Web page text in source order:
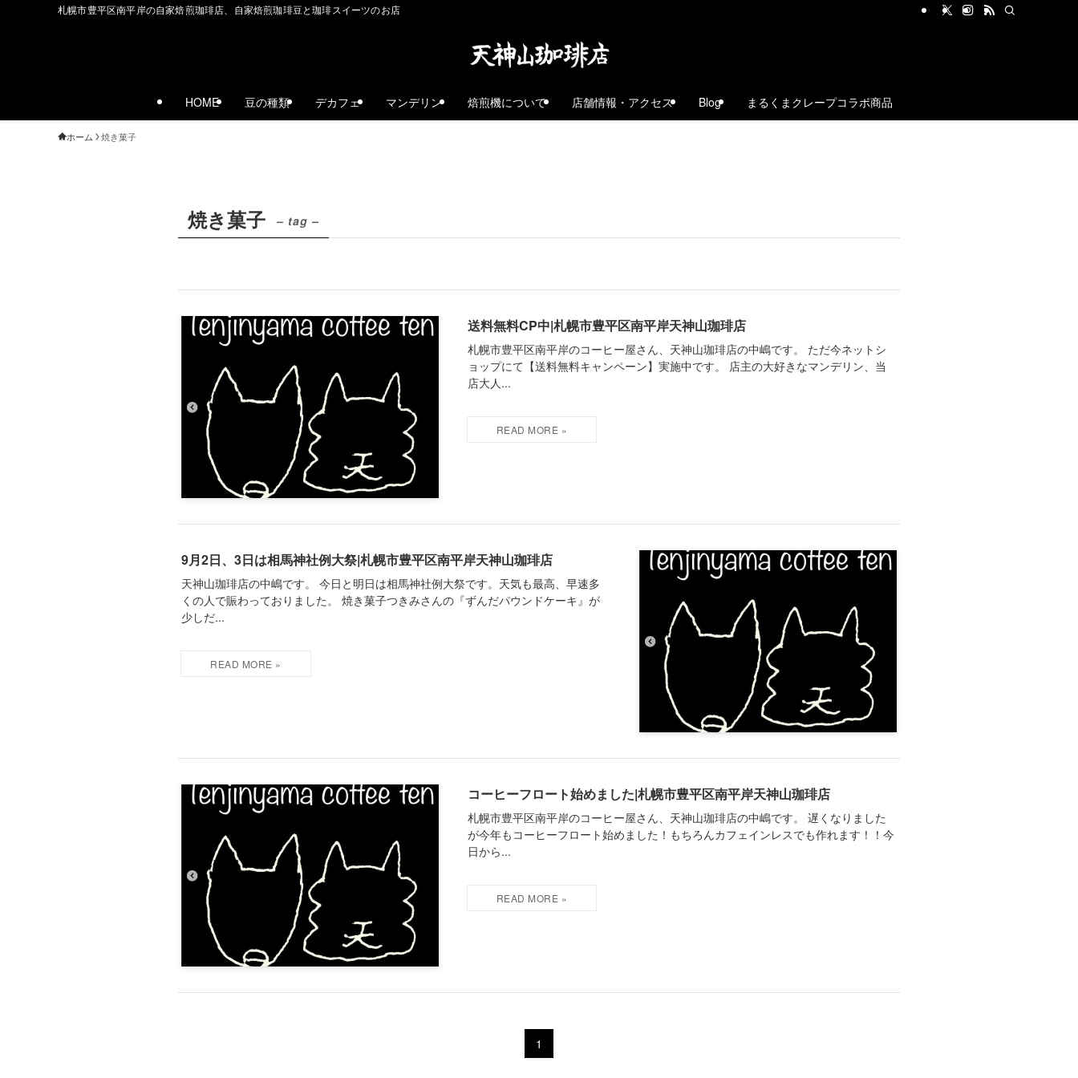
札幌市豊平区南平岸の自家焙煎珈琲店、自家焙煎珈琲豆と珈琲スイーツのお店
HOME 豆の種類 デカフェ マンデリン 焙煎機について 店舗情報・アクセス Blog まるくまクレープコラボ商品
ホーム 焼き菓子
焼き菓子 – tag –
送料無料CP中|札幌市豊平区南平岸天神山珈琲店
札幌市豊平区南平岸のコーヒー屋さん、天神山珈琲店の中嶋です。 ただ今ネットシ
ョップにて【送料無料キャンペーン】実施中です。 店主の大好きなマンデリン、当
店大人...
9月2日、3日は相馬神社例大祭|札幌市豊平区南平岸天神山珈琲店
天神山珈琲店の中嶋です。 今日と明日は相馬神社例大祭です。天気も最高、早速多
くの人で賑わっておりました。 焼き菓子つきみさんの『ずんだパウンドケーキ』が
少しだ...
コーヒーフロート始めました|札幌市豊平区南平岸天神山珈琲店
札幌市豊平区南平岸のコーヒー屋さん、天神山珈琲店の中嶋です。 遅くなりました
が今年もコーヒーフロート始めました！もちろんカフェインレスでも作れます！！今
日から...
1